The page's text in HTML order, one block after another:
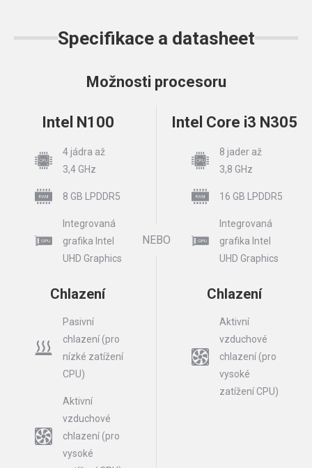
Specifikace a datasheet
Možnosti procesoru
Intel N100
4 jádra až
3,4 GHz
8 GB LPDDR5
Integrovaná
grafika Intel
UHD Graphics
Chlazení
Pasivní
chlazení (pro
nízké zatížení
CPU)
Aktivní
vzduchové
chlazení (pro
vysoké
NEBO
Intel Core i3 N305
8 jader až
3,8 GHz
16 GB LPDDR5
Integrovaná
grafika Intel
UHD Graphics
Chlazení
Aktivní
vzduchové
chlazení (pro
vysoké
zatížení CPU)